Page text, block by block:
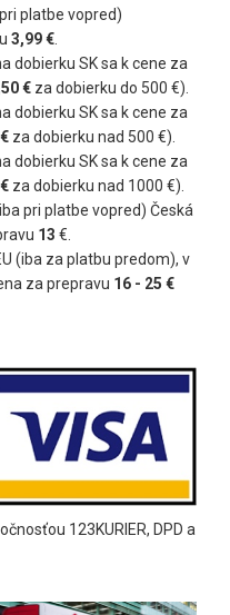
cookies
platbe vopred)
3,99 €
dobierku SK sa k cene za
€ za dobierku do 500 €).
dobierku SK sa k cene za
za dobierku nad 500 €).
dobierku SK sa k cene za
za dobierku nad 1000 €).
pri platbe vopred) Česká
13 €.
(iba za platbu predom), v
za prepravu 16 - 25 €
123KURIER, DPD a